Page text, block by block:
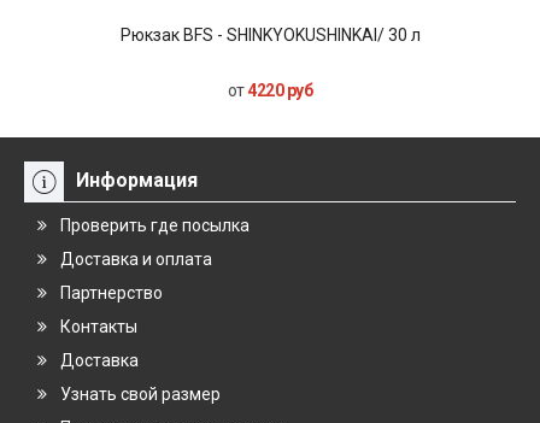
Рюкзак BFS - SHINKYOKUSHINKAI/ 30 л
от4220 руб
Информация
Проверить где посылка
Доставка и оплата
Партнерство
Контакты
Доставка
Узнать свой размер